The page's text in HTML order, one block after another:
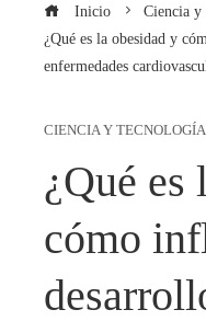
Inicio
Ciencia y
¿Qué es la obesidad y
enfermedades
CIENCIA Y TECNOLOGÍA
¿Qué es
cómo